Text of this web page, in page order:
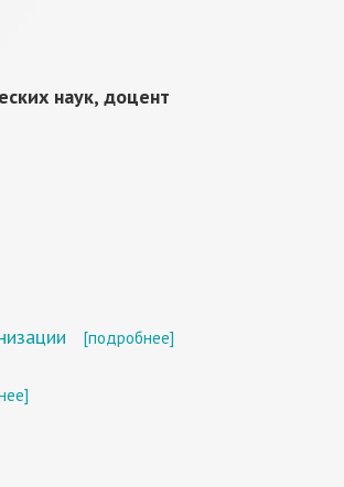
наук, доцент
[подробнее]